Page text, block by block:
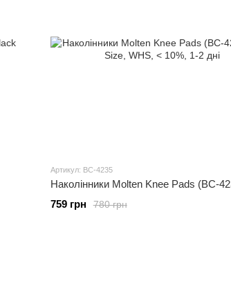
Артикул: BC-4235
Наколінники Molten Knee Pads (BC-
780 грн
759 грн